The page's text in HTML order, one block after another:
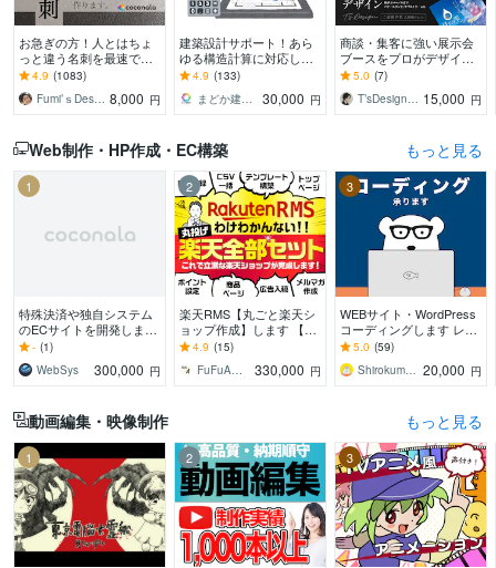
お急ぎの方！人とはちょ
っと違う名刺を最速で作
ります あなただけのオリ
ジナル名刺を！翌日まで
にデザイン作成します！
4.9 (1083)
Fumi’ｓDesign 8,000 円
建築設計サポート！あら
ゆる構造計算に対応しま
す 構造設計・構造計算に
ください。
4.9 (133)
まどか建築設計
30,000 円
商談・集客に強い展示会
ブースをプロがデザイン
します 初出展でも安
心！“選ばれるブース”を
形にします
5.0 (7)
T’sDesign（ティーズデザイン） 15,000 円
Web制作・HP作成・EC構築 もっと見る
1
特殊決済や独自システム
のECサイトを開発します
既存ツールで不可能なシ
ステムを構築
- (1)
WebSys
300,000 円
2
楽天RMS【丸ごと楽天シ
ョップ作成】します 【受
賞店など実績400店舗以
上】現役デザイナーが作
成します！
4.9 (15)
330,000 円
3
WEBサイト・WordPress
コーディングします レス
ポンシブ込みの費用。最
小限のコストでコーディ
ングします！
5.0 (59)
20,000 円
動画編集・映像制作 もっと見る
1 2 3